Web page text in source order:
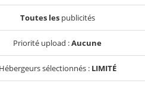
Toutes lespublicités
Priorité upload :Aucune
Hébergeurs sélectionnés : LIMITÉ